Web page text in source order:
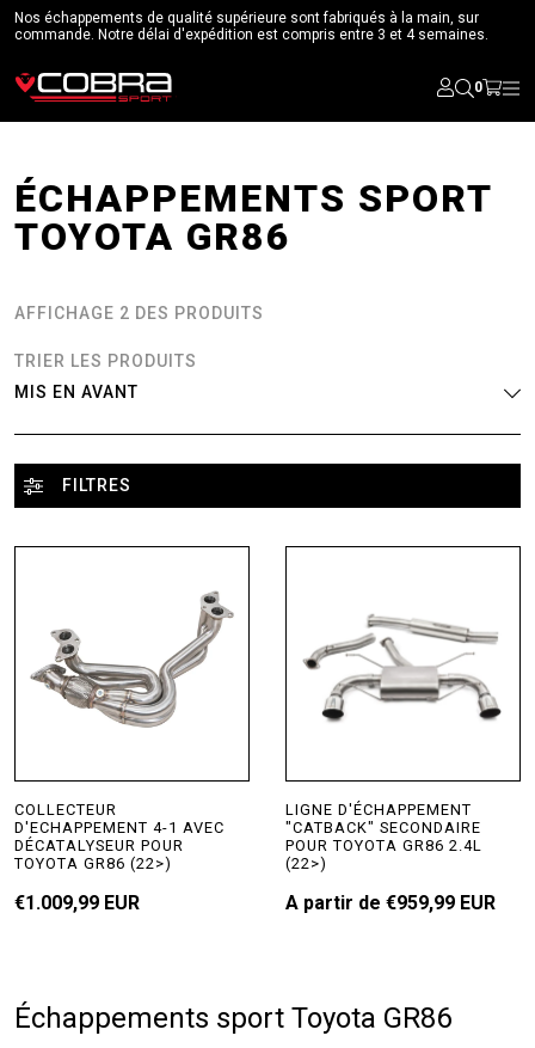
Nos échappements de qualité supérieure sont fabriqués à la main, sur
commande. Notre délai d'expédition est compris entre 3 et 4 semaines.
0
ÉCHAPPEMENTS SPORT
TOYOTA GR86
AFFICHAGE 2 DES PRODUITS
TRIER LES PRODUITS
FILTRES
COLLECTEUR
D'ECHAPPEMENT 4-1 AVEC
DÉCATALYSEUR POUR
TOYOTA GR86 (22>)
€1.009,99 EUR
LIGNE D'ÉCHAPPEMENT
"CATBACK" SECONDAIRE
POUR TOYOTA GR86 2.4L
(22>)
A partir de €959,99 EUR
Échappements sport Toyota GR86